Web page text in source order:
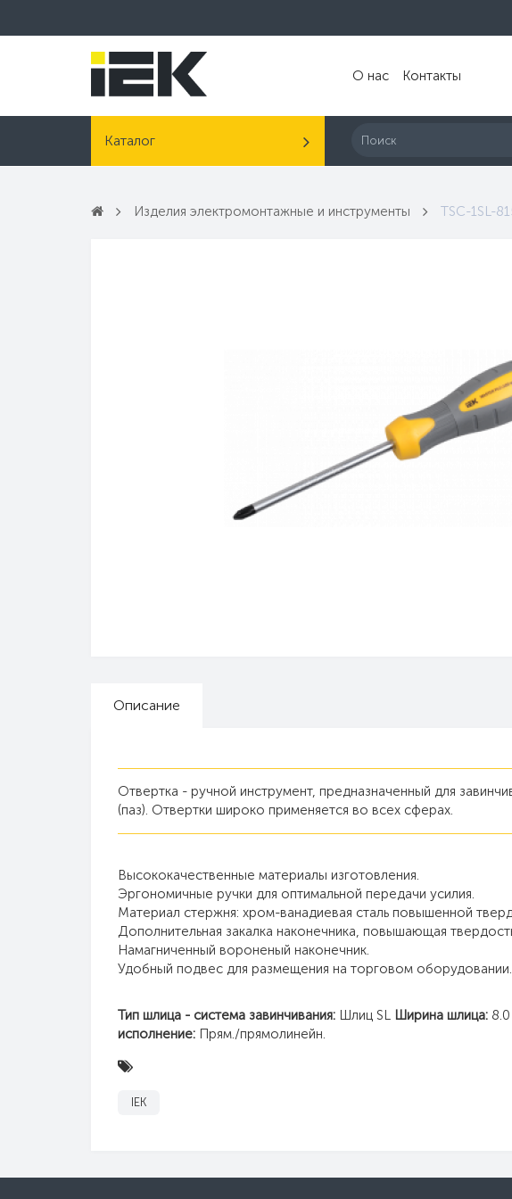
О нас Контакты
Каталог
Изделия электромонтажные и инструменты TSC-1SL-
Описание
Отвертка - ручной инструмент, предназначенный для
(паз). Отвертки широко применяется во всех сферах.
Высококачественные материалы изготовления.
Эргономичные ручки для оптимальной передачи усилия.
Материал стержня: хром-ванадиевая сталь повышенной
Дополнительная закалка наконечника, повышающая
Намагниченный вороненый наконечник.
Удобный подвес для размещения на торговом оборудовании.
Тип шлица - система завинчивания: Шлиц SL Ширина шлица: 8.0
исполнение: Прям./прямолинейн.
IEK